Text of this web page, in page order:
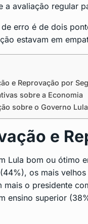
a avaliação regular
erro é de dois
estavam em
e Reprovação por
sobre a Economia
sobre o Governo Lula
e
Lula bom ou ótimo
os mais
mais o presidente
ensino superior